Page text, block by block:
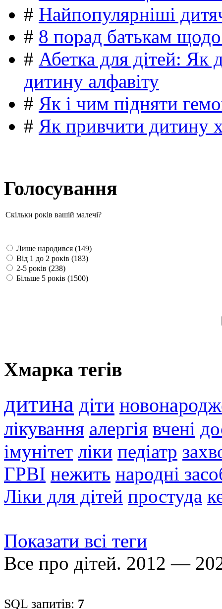
# Найпопулярніші
# 8 порад батькам
# Абетка для дітей: Як
дитину алфавіту
# Як і чим підняти
# Як привчити дитину
Голосування
Скільки років вашій малечі?
Лише народився (149)
Від 1 до 2 років (183)
2-5 років (238)
Більше 5 років (1500)
Хмарка тегів
дитина діти
лікування алергія вчені
імунітет ліки педіатр
ГРВІ нежить народні
Ліки для дітей простуда
Показати всі теги
Все про дітей. 2012 —
SQL запитів: 7